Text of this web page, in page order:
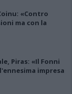
«Contro
ma con la
Piras: «Il Fonni
impresa